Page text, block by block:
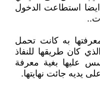
استطاعت الدخول
به كانت تحمل
كان طريقها للنفاذ
عليها بغية معرفة
يديه جائت نهايتها.